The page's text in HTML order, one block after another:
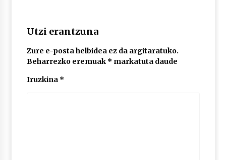
MUSIBLA #297: Bide, Boards Of Canada, Somak,
2026/07/02
Utzi erantzuna
Zure e-posta helbidea ez da argitaratuko.
Beharrezko eremuak * markatuta daude
Iruzkina *